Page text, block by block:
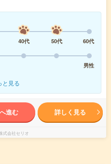
40代 50代
60代
男性
と見る
進む 詳しく見る
式会社セリオ